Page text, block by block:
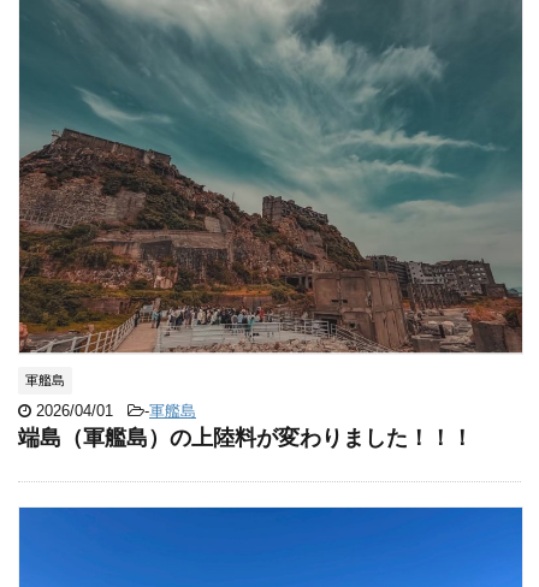
軍艦島
2026/04/01 -軍艦島
端島（軍艦島）の上陸料が変わりました！！！